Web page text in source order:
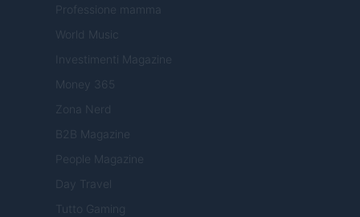
Professione mamma
World Music
Investimenti Magazine
Money 365
Zona Nerd
B2B Magazine
People Magazine
Day Travel
Tutto Gaming